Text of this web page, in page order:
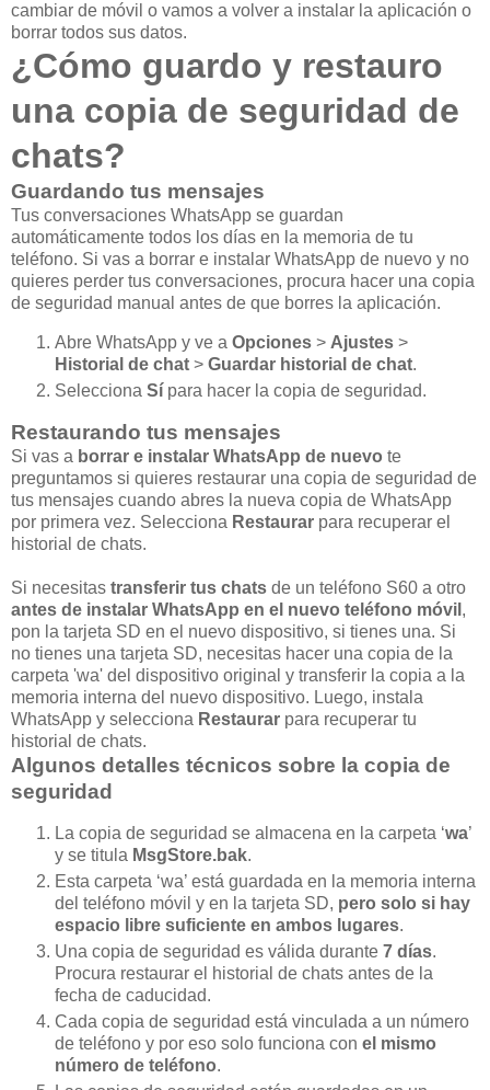
cambiar de móvil o vamos a volver a instalar la aplicación o
borrar todos sus datos.
¿Cómo guardo y restauro
una copia de seguridad de
chats?
Guardando tus mensajes
Tus conversaciones WhatsApp se guardan
automáticamente todos los días en la memoria de tu
teléfono. Si vas a borrar e instalar WhatsApp de nuevo y no
quieres perder tus conversaciones, procura hacer una copia
de seguridad manual antes de que borres la aplicación.
Abre WhatsApp y ve a Opciones > Ajustes >
Historial de chat > Guardar historial de chat.
Selecciona Sí para hacer la copia de seguridad.
Restaurando tus mensajes
Si vas a borrar e instalar WhatsApp de nuevo te
preguntamos si quieres restaurar una copia de seguridad de
tus mensajes cuando abres la nueva copia de WhatsApp
por primera vez. Selecciona Restaurar para recuperar el
historial de chats.
Si necesitas transferir tus chats de un teléfono S60 a otro
antes de instalar WhatsApp en el nuevo teléfono móvil ,
pon la tarjeta SD en el nuevo dispositivo, si tienes una. Si
no tienes una tarjeta SD, necesitas hacer una copia de la
carpeta 'wa' del dispositivo original y transferir la copia a la
memoria interna del nuevo dispositivo. Luego, instala
WhatsApp y selecciona Restaurar para recuperar tu
historial de chats.
Algunos detalles técnicos sobre la copia de
seguridad
La copia de seguridad se almacena en la carpeta ‘wa’
y se titula MsgStore.bak.
Esta carpeta ‘wa’ está guardada en la memoria interna
del teléfono móvil y en la tarjeta SD, pero solo si hay
espacio libre suficiente en ambos lugares.
Una copia de seguridad es válida durante 7 días.
Procura restaurar el historial de chats antes de la
fecha de caducidad.
Cada copia de seguridad está vinculada a un número
de teléfono y por eso solo funciona con el mismo
número de teléfono.